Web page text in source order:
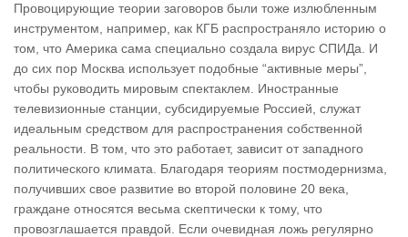
Провоцирующие теории заговоров были тоже излюбленным
инструментом, например, как КГБ распространяло историю о
том, что Америка сама специально создала вирус СПИДа. И
до сих пор Москва использует подобные “активные меры”,
чтобы руководить мировым спектаклем. Иностранные
телевизионные станции, субсидируемые Россией, служат
идеальным средством для распространения собственной
реальности. В том, что это работает, зависит от западного
политического климата. Благодаря теориям постмодернизма,
получивших свое развитие во второй половине 20 века,
граждане относятся весьма скептически к тому, что
провозглашается правдой. Если очевидная ложь регулярно